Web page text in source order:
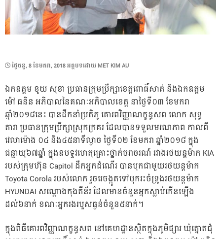
POSTED
ថ្ងៃ​ចន្ទ, 8 ខែ​មករា, 2018អត្ថបទដោយ MET KIM AU
ឯកឧត្តម ខូយ សុខា ប្រធានក្រុមប្រឹក្សាខេត្តពោធិ៍សាត់ និងឯកឧត្តម
ម៉ៅ ធនិន អភិបាលនៃគណៈអភិបាលខេត្ត នាថ្ងៃទី០៣ ខែមករា
ឆ្នាំ២០១៨នេះ បានដឹកនាំប្រតិភូ គោរពវិញ្ញាណក្ខន្ធសព លោក សុទ្ធ
តារា ប្រធានក្រុមប្រឹក្សាស្រុកក្រគរ ដែលបានទទួលមរណភាព កាលពី
វេលាម៉ោង ០៤ និង៤៥នាទីល្ងាច ថ្ងៃទី០២ ខែមករា ឆ្នាំ២០១៨ ក្នុង
ជន្មាយុ៦៧ឆ្នាំ ក្នុងឧបទ្ទវហេតុគ្រោះថ្នាក់ចរាចរណ៍ រវាងរថយន្តម៉ាក KIA
របស់ក្រុមហ៊ុន Capitol ដឹកអ្នកដំណើរ បានបុកជាមួយរថយន្តម៉ាក
Toyota Corola របស់លោក រួចរេចង្កូតទៅបុករះចំទ្រូងរថយន្តម៉ាក
HYUNDAI សណ្តោងកុងតឺន័រ ដែលមានចំនួនអ្នកស្លាប់កើនឡើង
ដល់៦នាក់ ខណៈអ្នករងរបួសធ្ងន់ចំនួន៥នាក់។
ក្នុងពិធីគោរពវិញ្ញាណក្ខន្ធសព នៅគេហដ្ឋានស្ថិតក្នុងភូមិផ្សារ ឃុំត្នោតជុំ